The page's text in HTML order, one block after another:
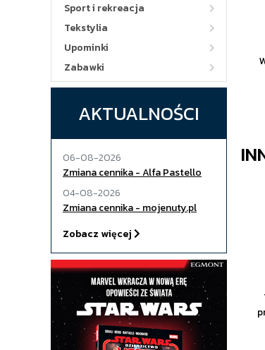
Sport i rekreacja
Tekstylia
Upominki
Zabawki
AKTUALNOŚCI
06-08-2026
Zmiana cennika - Alfa Pastello
04-08-2026
Zmiana cennika - mojenuty.pl
Zobacz więcej